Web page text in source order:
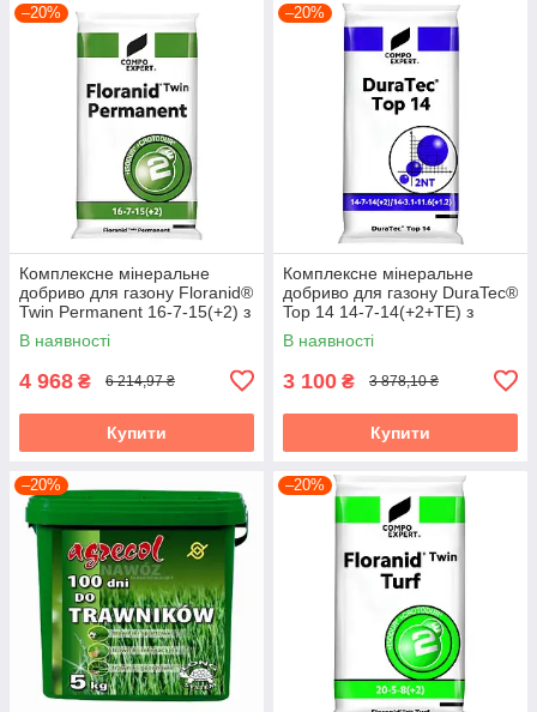
–20%
Комплексне мінеральне
добриво для газону Floranid®
Twin Permanent 16-7-15(+2) з
пролонгованою дією, 25 кг,
В наявності
4 968 ₴ 6 214,97 ₴
Купити
–20%
Комплексне мінеральне
добриво для газону DuraTec®
Top 14 14-7-14(+2+TE) з
пролонгованою дією, 25 кг,
COMPO
В наявності
3 100 ₴ 3 878,10 ₴
Купити
–20% –20%